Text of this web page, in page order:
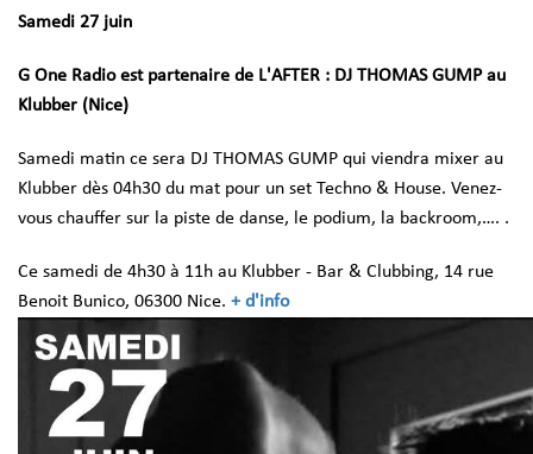
Samedi 27 juin
G One Radio est partenaire de L'AFTER : DJ THOMAS GUMP au
Klubber (Nice)
Samedi matin ce sera DJ THOMAS GUMP qui viendra mixer au
Klubber dès 04h30 du mat pour un set Techno & House. Venez-
vous chauffer sur la piste de danse, le podium, la backroom,…. .
Ce samedi de 4h30 à 11h au Klubber - Bar & Clubbing, 14 rue
Benoit Bunico, 06300 Nice. + d'info